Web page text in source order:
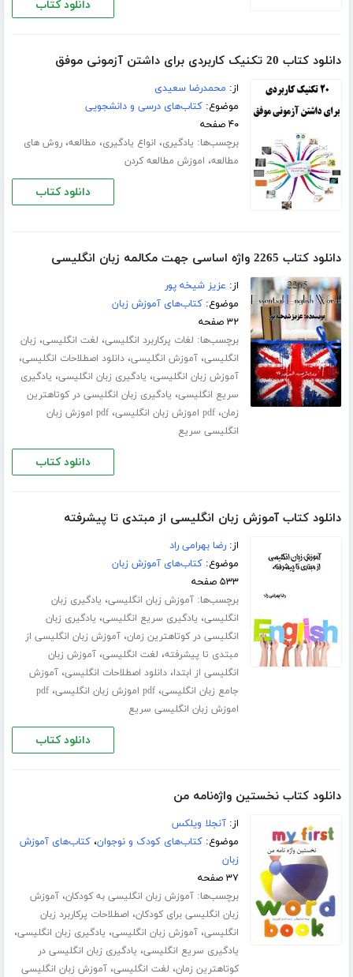
دانلود کتاب
دانلود کتاب 20 تکنیک کاربردی برای داشتن آزمونی موفق
از: محمدرضا سعیدی
موضوع:کتاب‌های درسی و دانشجویی
۴۰ صفحه
برچسب‌ها: یادگیری، انواع یادگیری، مطالعه،روش های
مطالعه، اموزش مطالعه کردن
دانلود کتاب
دانلود کتاب 2265 واژه اساسی جهت مکالمه زبان انگلیسی
از: عزیز شیخه پور
موضوع:کتاب‌های آموزش زبان
۳۲ صفحه
برچسب‌ها: لغات پرکاربرد انگلیسی، لغت انگلیسی، زبان
انگلیسی،آموزش انگلیسی،دانلود اصطلاحات انگلیسی،
آموزش زبان انگلیسی، یادگیری زبان انگلیسی، یادگیری
سریع انگلیسی، یادگیری زبان انگلیسی در کوتاهترین
زمان،pdf اموزش زبان انگلیسی ،
pdf اموزش زبان
انگلیسی سریع
دانلود کتاب
دانلود کتاب آموزش زبان انگلیسی از مبتدی تا پیشرفته
از:رضا بهرامی راد
موضوع:کتاب‌های آموزش زبان
۵۳۳ صفحه
برچسب‌ها:آموزش زبان انگلیسی، یادگیری زبان
انگلیسی، یادگیری سریع انگلیسی، یادگیری زبان
انگلیسی در کوتاهترین زمان،آموزش زبان انگلیسی از
مبتدی تا پیشرفته، لغت انگلیسی،آموزش زبان
انگلیسی از ابتدا،دانلود اصطلاحات انگلیسی،آموزش
جامع زبان انگلیسی،pdf اموزش زبان انگلیسی ،pdf
اموزش زبان انگلیسی سریع
دانلود کتاب
دانلود کتاب نخستین واژه‌نامه من
از:آنجلا ویلکس
موضوع:کتاب‌های کودک و نوجوان،کتاب‌های آموزش
زبان
۳۷ صفحه
برچسب‌ها:آموزش زبان انگلیسی به کودکان،آموزش
زبان انگلیسی برای کودکان، اصطلاحات پرکاربرد زبان
انگلیسی،آموزش زبان انگلیسی، یادگیری زبان انگلیسی،
یادگیری سریع انگلیسی، یادگیری زبان انگلیسی در
کوتاهترین زمان، لغت انگلیسی،آموزش زبان انگلیسی